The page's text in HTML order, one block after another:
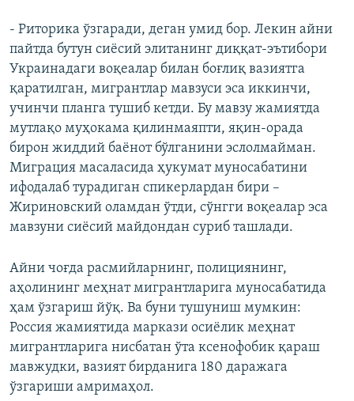
- Риторика ўзгаради, деган умид бор. Лекин айни
пайтда бутун сиёсий элитанинг диққат-эътибори
Украинадаги воқеалар билан боғлиқ вазиятга
қаратилган, мигрантлар мавзуси эса иккинчи,
учинчи планга тушиб кетди. Бу мавзу жамиятда
мутлақо муҳокама қилинмаяпти, яқин-орада
бирон жиддий баёнот бўлганини эслолмайман.
Миграция масаласида ҳукумат муносабатини
ифодалаб турадиган спикерлардан бири –
Жириновский оламдан ўтди, сўнгги воқеалар эса
мавзуни сиёсий майдондан суриб ташлади.
Айни чоғда расмийларнинг, полициянинг,
аҳолининг меҳнат мигрантларига муносабатида
ҳам ўзгариш йўқ. Ва буни тушуниш мумкин:
Россия жамиятида маркази осиёлик меҳнат
мигрантларига нисбатан ўта ксенофобик қараш
мавжудки, вазият бирданига 180 даражага
ўзгариши амримаҳол.